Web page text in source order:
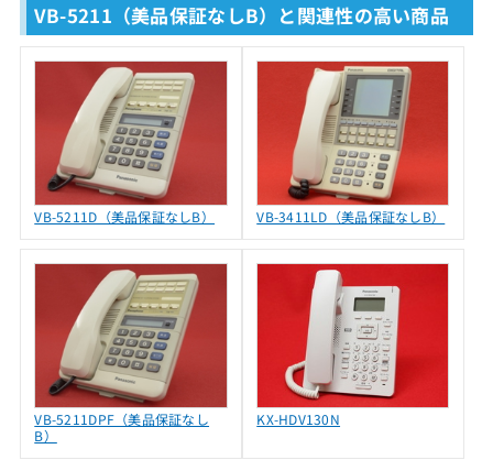
VB-5211（美品保証なしB）と関連性の高い商品
VB-5211D（美品保証なしB） VB-3411LD（美品保証なしB）
VB-5211DPF（美品保証なし
B）
KX-HDV130N